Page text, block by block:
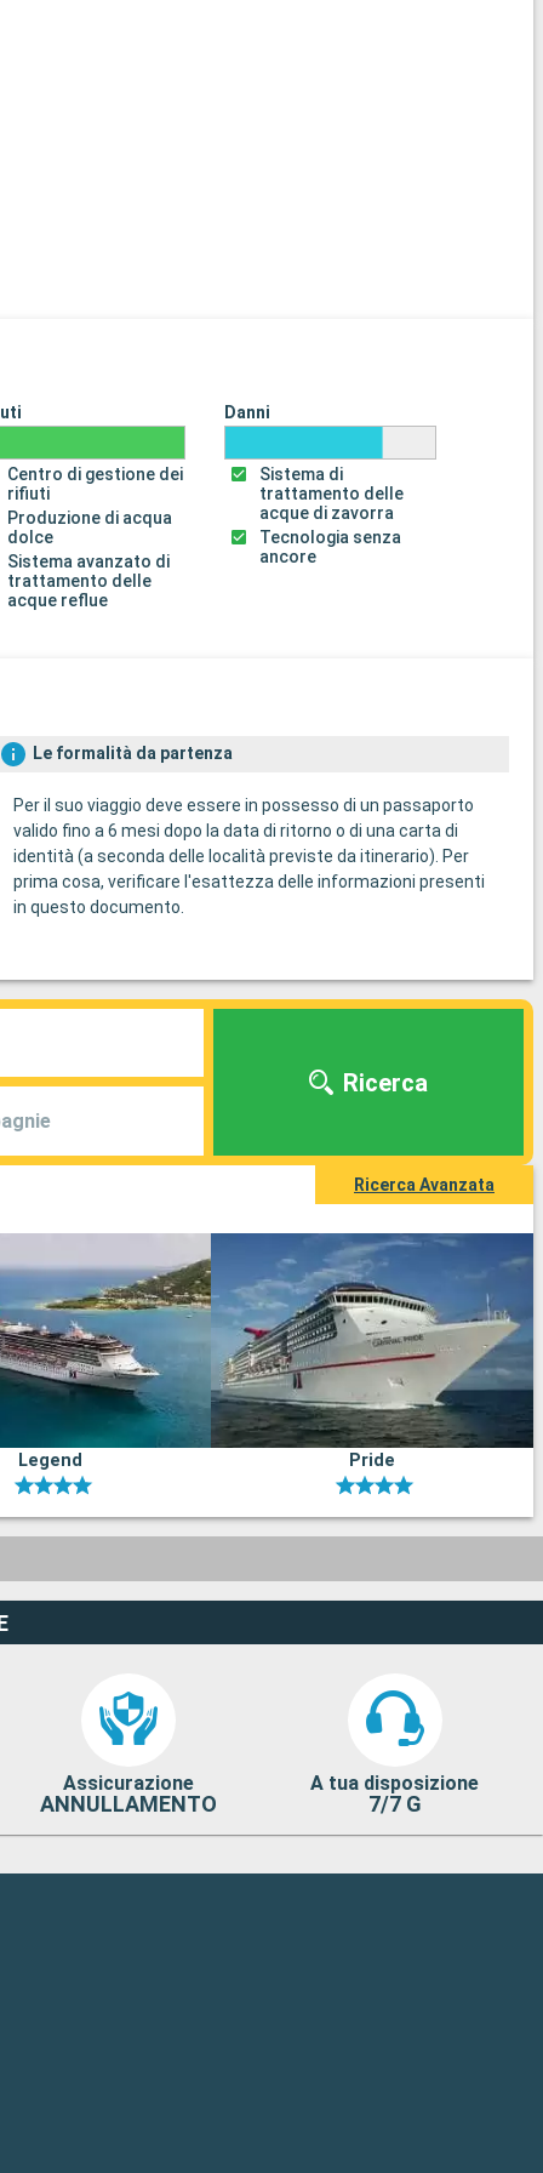
Centro di gestione dei
rifiuti
Produzione di acqua
dolce
Sistema avanzato di
trattamento delle
acque reflue
Danni
Sistema di
trattamento delle
acque di zavorra
Tecnologia senza
ancore
Le formalità da partenza
Per il suo viaggio deve essere in possesso di un passaporto
valido fino a 6 mesi dopo la data di ritorno o di una carta di
identità (a seconda delle località previste da itinerario). Per
prima cosa, verificare l'esattezza delle informazioni presenti
in questo documento.
Ricerca
Ricerca Avanzata
Legend Pride
Assicurazione
ANNULLAMENTO
A tua disposizione
7/7 G